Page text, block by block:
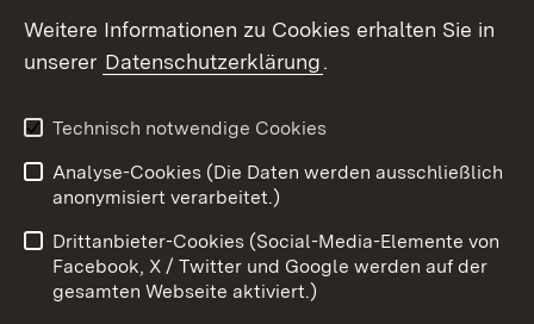
X / Twitter
Youtube
Impressum
Kontakt
Barrierefreiheit
Datenschutz
Cookies
Weitere Informationen zu Cookies erhalten Sie in
unserer Datenschutzerklärung.
Technisch notwendige Cookies
Analyse-Cookies (Die Daten werden ausschließlich
anonymisiert verarbeitet.)
Drittanbieter-Cookies (Social-Media-Elemente von
Facebook, X / Twitter und Google werden auf der
gesamten Webseite aktiviert.)